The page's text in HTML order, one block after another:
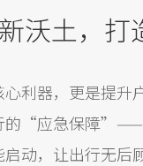
利器，更是提升
的“应急保障
动，让出行无后